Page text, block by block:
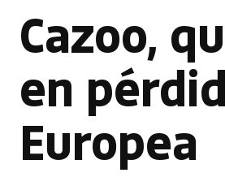
Cazoo,
en
Europea